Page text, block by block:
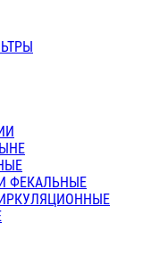
ФЕКАЛЬНЫЕ